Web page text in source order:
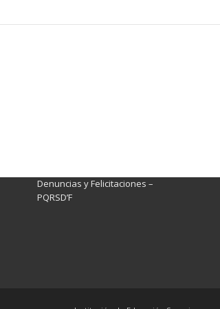
Denuncias y Felicitaciones –
PQRSD’F